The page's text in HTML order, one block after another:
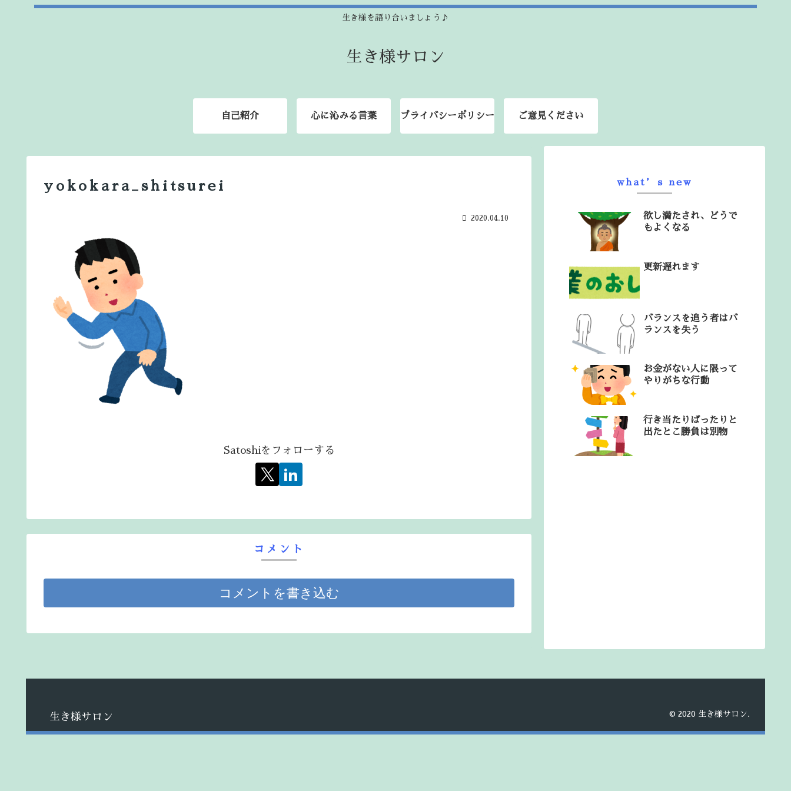
生き様を語り合いましょう♪
生き様サロン
自己紹介 心に沁みる言葉 プライバシーポリシー ご意見ください
yokokara_shitsurei
2020.04.10
Satoshiをフォローする
コメント
コメントを書き込む
what’s new
欲し満たされ、どうで
もよくなる
更新遅れます
バランスを追う者はバ
ランスを失う
お金がない人に限って
やりがちな行動
行き当たりばったりと
出たとこ勝負は別物
生き様サロン © 2020 生き様サロン.